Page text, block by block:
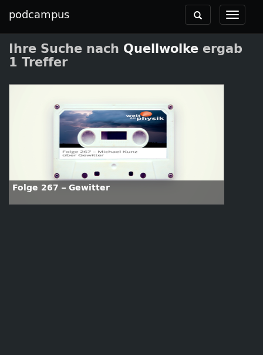
podcampus
Toggle
Toggle
navigation
Ihre Suche nach Quellwolke ergab
1 Treffer
Folge 267 – Gewitter